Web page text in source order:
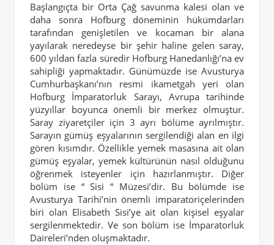
Başlangıçta bir Orta Çağ savunma kalesi olan ve
daha sonra Hofburg döneminin hükümdarları
tarafından genişletilen ve kocaman bir alana
yayılarak neredeyse bir şehir haline gelen saray,
600 yıldan fazla süredir Hofburg Hanedanlığı’na ev
sahipliği yapmaktadır. Günümüzde ise Avusturya
Cumhurbaşkanı’nın resmi ikametgah yeri olan
Hofburg İmparatorluk Sarayı, Avrupa tarihinde
yüzyıllar boyunca önemli bir merkez olmuştur.
Saray ziyaretçiler için 3 ayrı bölüme ayrılmıştır.
Sarayın gümüş eşyalarının sergilendiği alan en ilgi
gören kısımdır. Özellikle yemek masasına ait olan
gümüş eşyalar, yemek kültürünün nasıl olduğunu
öğrenmek isteyenler için hazırlanmıştır. Diğer
bölüm ise “ Sisi “ Müzesi’dir. Bu bölümde ise
Avusturya Tarihi’nin önemli imparatoriçelerinden
biri olan Elisabeth Sisi’ye ait olan kişisel eşyalar
sergilenmektedir. Ve son bölüm ise İmparatorluk
Daireleri’nden oluşmaktadır.